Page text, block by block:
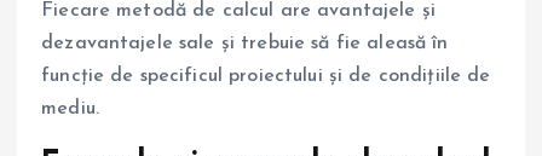
Fiecare metodă de calcul are avantajele și
dezavantajele sale și trebuie să fie aleasă în
funcție de specificul proiectului și de condițiile de
mediu.